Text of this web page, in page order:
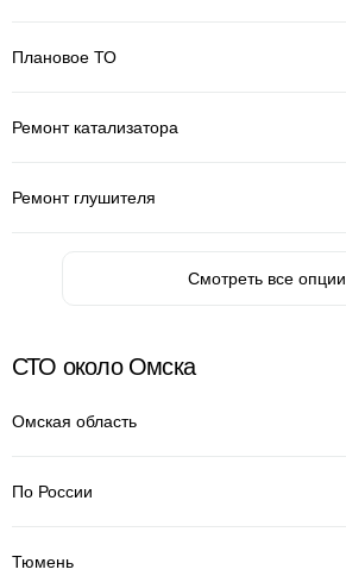
Плановое ТО
Ремонт катализатора
Ремонт глушителя
Смотреть все опции
СТО около Омска
Омская область
По России
Тюмень